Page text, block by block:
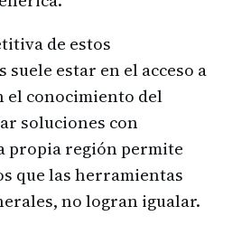
de estos
estar en el acceso a
el conocimiento del
soluciones con
propia región permite
que las herramientas
no logran igualar.